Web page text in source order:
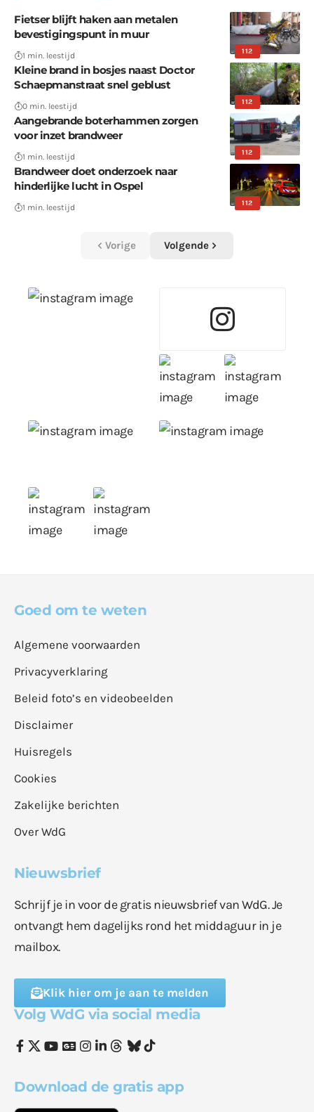
112
Fietser blijft haken aan metalen
bevestigingspunt in muur
1 min. leestijd
112
Kleine brand in bosjes naast Doctor
Schaepmanstraat snel geblust
0 min. leestijd
112
Aangebrande boterhammen zorgen
voor inzet brandweer
1 min. leestijd
112
Brandweer doet onderzoek naar
hinderlijke lucht in Ospel
1 min. leestijd
Vorige Volgende
Goed om te weten
Algemene voorwaarden
Privacyverklaring
Beleid foto’s en videobeelden
Disclaimer
Huisregels
Cookies
Zakelijke berichten
Over WdG
Nieuwsbrief
Schrijf je in voor de gratis nieuwsbrief van WdG. Je
ontvangt hem dagelijks rond het middaguur in je
mailbox.
Klik hier om je aan te melden
Volg WdG via social media
Download de gratis app